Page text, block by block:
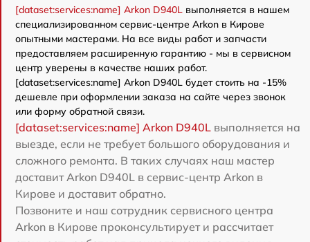
[dataset:services:name] Arkon D940L выполняется в нашем
специализированном сервис-центре Arkon в Кирове
опытными мастерами. На все виды работ и запчасти
предоставляем расширенную гарантию - мы в сервисном
центр уверены в качестве наших работ.
[dataset:services:name] Arkon D940L будет стоить на -15%
дешевле при оформлении заказа на сайте через звонок
или форму обратной связи.
[dataset:services:name] Arkon D940L выполняется на
выезде, если не требует большого оборудования и
сложного ремонта. В таких случаях наш мастер
доставит Arkon D940L в сервис-центр Arkon в
Кирове и доставит обратно.
Позвоните и наш сотрудник сервисного центра
Arkon в Кирове проконсультирует и рассчитает